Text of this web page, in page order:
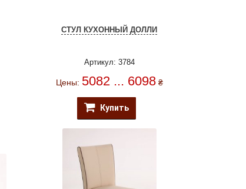
СТУЛ КУХОННЫЙ ДОЛЛИ
Артикул: 3784
Цены: 5082 ... 6098 ₴
Купить